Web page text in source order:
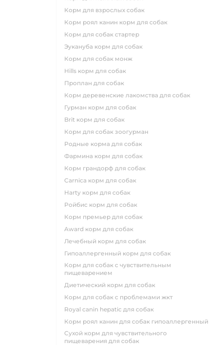
корм для взрослых собак
корм роял канин корм для собак
корм для собак стартер
эукануба корм для собак
корм для собак монж
hills корм для собак
проплан для собак
корм деревенские лакомства для собак
гурман корм для собак
brit корм для собак
корм для собак зоогурман
родные корма для собак
фармина корм для собак
корм грандорф для собак
carnica корм для собак
harty корм для собак
ройбис корм для собак
корм премьер для собак
award корм для собак
лечебный корм для собак
гипоаллергенный корм для собак
корм для собак с чувствительным
пищеварением
диетический корм для собак
корм для собак с проблемами жкт
royal canin hepatic для собак
корм роял канин для собак гипоаллергенный
сухой корм для чувствительного
пищеварения для собак